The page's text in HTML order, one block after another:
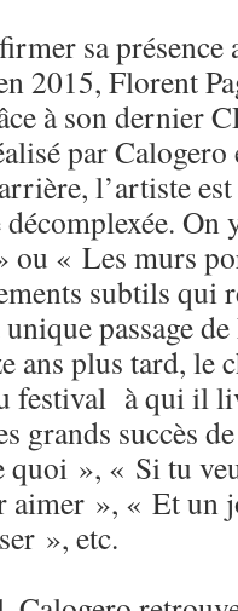
sa présence
2015, Florent
à son dernier
par Calogero
l’artiste
On
ou « Les murs
subtils qui
passage
ans plus tard, le
festival à qui il
grands succès
», « Si tu
aimer », « Et un
», etc.